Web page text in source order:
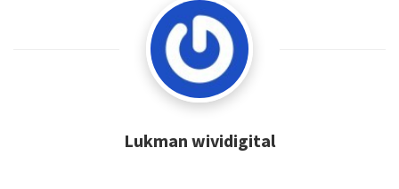
Lukman wividigital